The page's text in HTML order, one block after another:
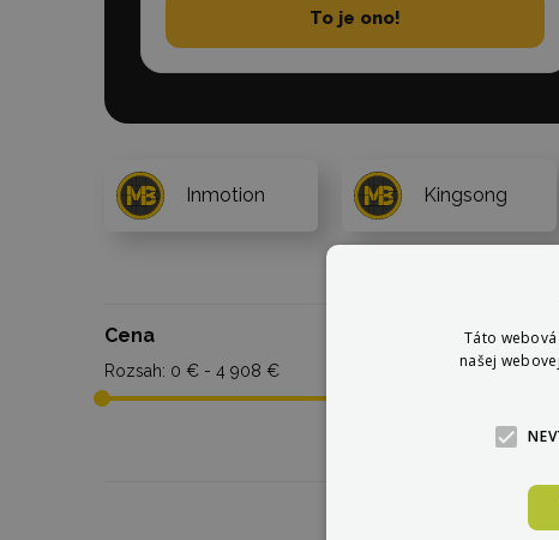
To je ono!
Inmotion Kingsong
Cena
Rozsah: 0 € - 4 908 €
Max.
rýchlosť
Táto
našej